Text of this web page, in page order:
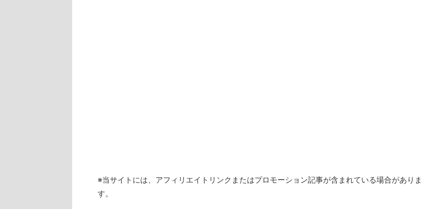
※当サイトには、アフィリエイトリンクまたはプロモーション記事が含まれている場合がありま
す。